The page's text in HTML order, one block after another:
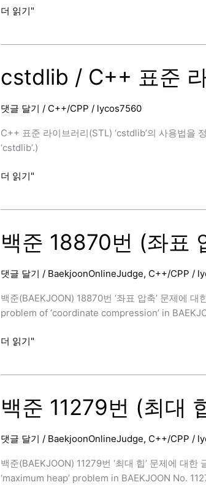
[BAEKJOON]
백
자
드,
C++,
Binary
[BAEKJOON]
더 읽기"
cstdlib / C++ 표준
댓글 달기 / C++/CPP / lycos7560
C++ 표준 라이브러리(STL) ‘cstdlib’의 사용법
‘cstdlib’.)
cstdlib
준
라
브
러
리
용
더 읽기"
백준 18870번 (좌표
댓글 달기 / BaekjoonOnlineJudge, C++/CPP /
백준(BAEKJOON) 18870번 ‘좌표 압축’ 문제에
problem of ‘coordinate compression’ in
백
(좌
표
축,
C++,
Map)
더 읽기"
백준 11279번 (최대
댓글 달기 / BaekjoonOnlineJudge, C++/CPP /
백준(BAEKJOON) 11279번 ‘최대 힙’ 문제에 대
‘maximum heap’ problem in BAEKJOON No.